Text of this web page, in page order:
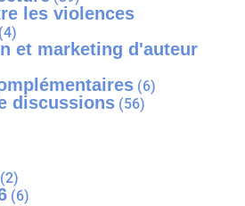
les violences
et marketing d'auteur
(6)
discussions(56)
(6)